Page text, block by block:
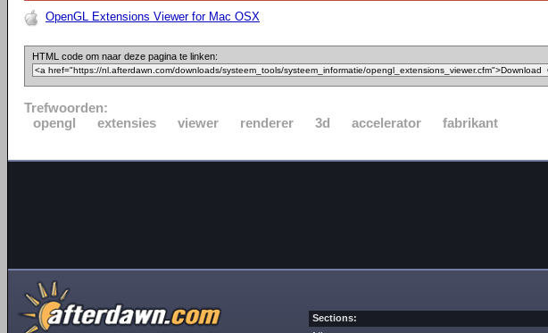
OpenGL Extensions Viewer for Mac OSX
HTML code om naar deze pagina te linken:
Trefwoorden:
opengl
extensies viewer renderer 3d accelerator fabrikant
Sections: